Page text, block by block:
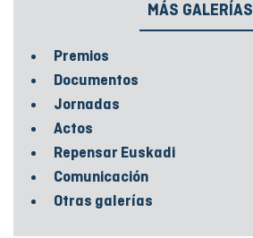
MÁS GALERÍAS
Premios
Documentos
Jornadas
Actos
Repensar Euskadi
Comunicación
Otras galerías